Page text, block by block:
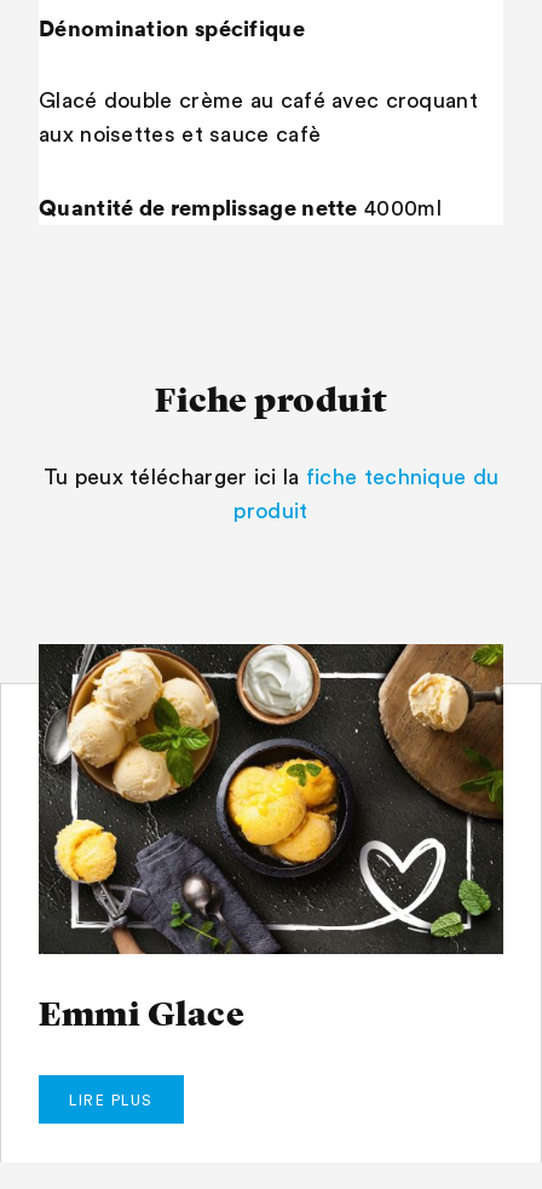
Dénomination spécifique
Glacé double crème au café avec croquant
aux noisettes et sauce cafè
Quantité de remplissage nette 4000ml
Fiche produit
Tu peux télécharger ici la fiche technique du
produit
Emmi Glace
LIRE PLUS